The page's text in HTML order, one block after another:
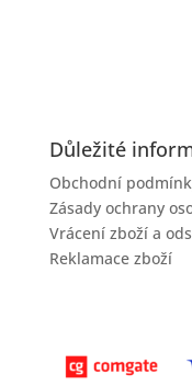
Důležité
Obchodní
Zásady ochrany
Vrácení zboží a
Reklamace zboží